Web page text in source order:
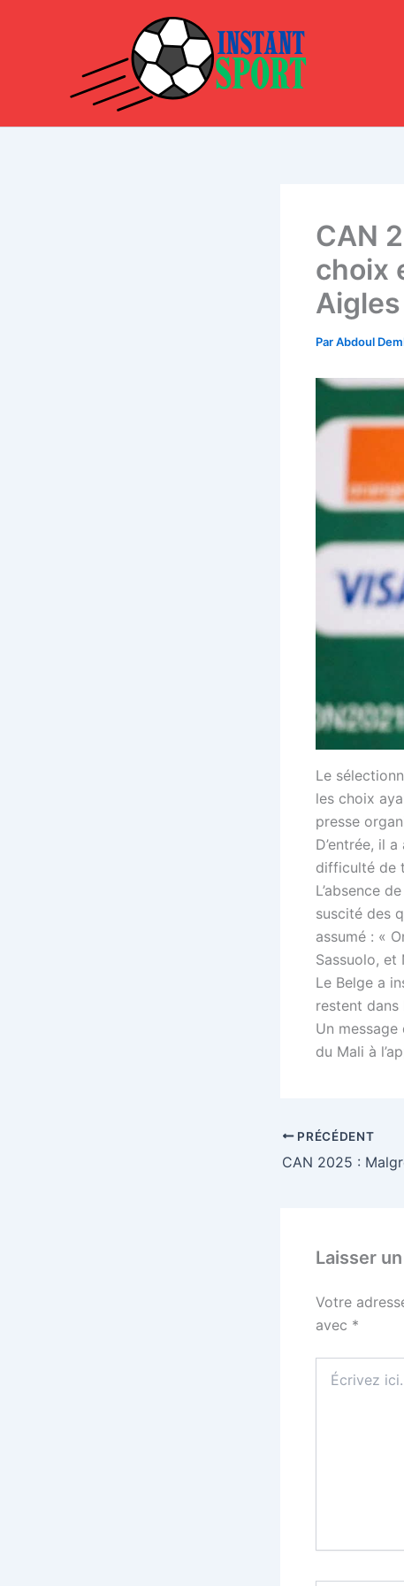
CAN
choix
Aigles
ParAbdoul
Le
les choix
presse
D’entrée, il
difficulté de
L’absence
suscité des
assumé : «
Sassuolo, et
Le Belge a
restent
Un
du Mali à
PRÉCÉDENT
Laisser
Votre
avec *
ici…